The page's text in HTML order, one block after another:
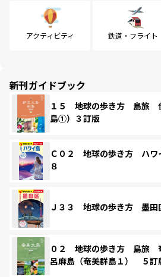
アクティビティ 鉄道・フライト
新刊ガイドブック
１５ 地球の歩き方 島旅
島①）３訂版
Ｃ０２ 地球の歩き方 ハワ
８
Ｊ３３ 地球の歩き方 墨田
０２ 地球の歩き方 島旅
呂麻島（奄美群島１） ５訂